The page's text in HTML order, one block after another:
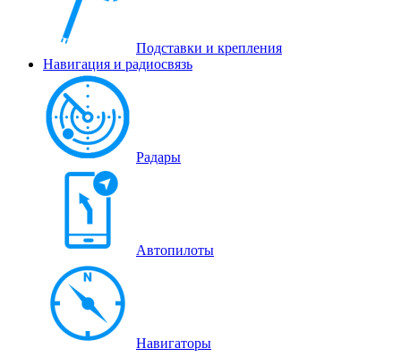
Подставки и крепления
Навигация и радиосвязь
Радары
Автопилоты
Навигаторы